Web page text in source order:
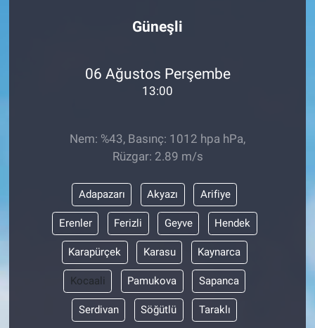
Güneşli
06 Ağustos Perşembe
13:00
Nem: %43, Basınç: 1012 hpa hPa,
Rüzgar: 2.89 m/s
Adapazarı Akyazı Arifiye
Erenler Ferizli Geyve Hendek
Karapürçek Karasu Kaynarca
Kocaali Pamukova Sapanca
Serdivan Söğütlü Taraklı